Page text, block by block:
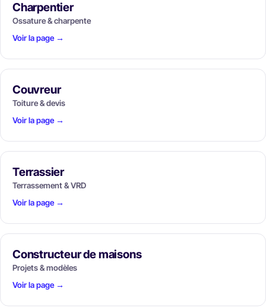
Charpentier
Ossature & charpente
Voir la page →
Couvreur
Toiture & devis
Voir la page →
Terrassier
Terrassement & VRD
Voir la page →
Constructeur de maisons
Projets & modèles
Voir la page →